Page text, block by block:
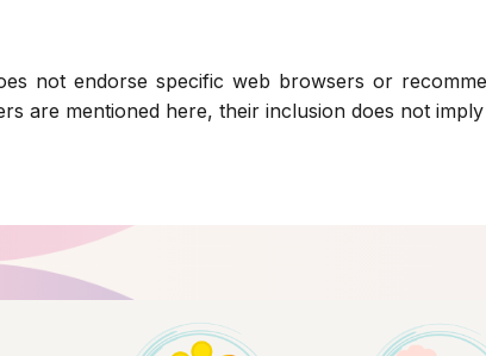
not endorse specific web browsers or
are mentioned here, their inclusion does not